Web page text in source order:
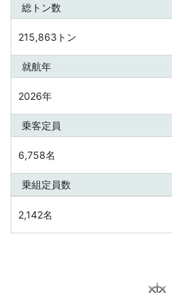
総トン数
215,863トン
就航年
2026年
乗客定員
6,758名
乗組定員数
2,142名